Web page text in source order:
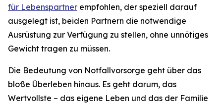
für Lebenspartner empfohlen, der speziell darauf
ausgelegt ist, beiden Partnern die notwendige
Ausrüstung zur Verfügung zu stellen, ohne unnötiges
Gewicht tragen zu müssen.
Die Bedeutung von Notfallvorsorge geht über das
bloße Überleben hinaus. Es geht darum, das
Wertvollste – das eigene Leben und das der Familie